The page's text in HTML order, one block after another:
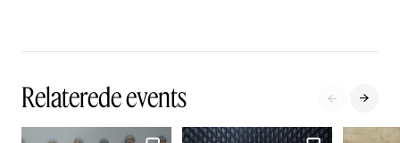
Relaterede events  